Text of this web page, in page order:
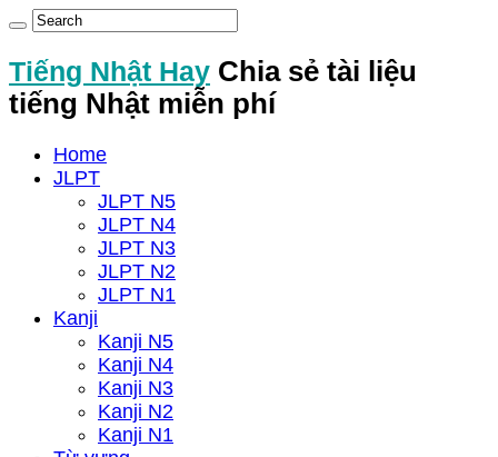
Tiếng Nhật Hay Chia sẻ tài liệu
tiếng Nhật miễn phí
Home
JLPT
JLPT N5
JLPT N4
JLPT N3
JLPT N2
JLPT N1
Kanji
Kanji N5
Kanji N4
Kanji N3
Kanji N2
Kanji N1